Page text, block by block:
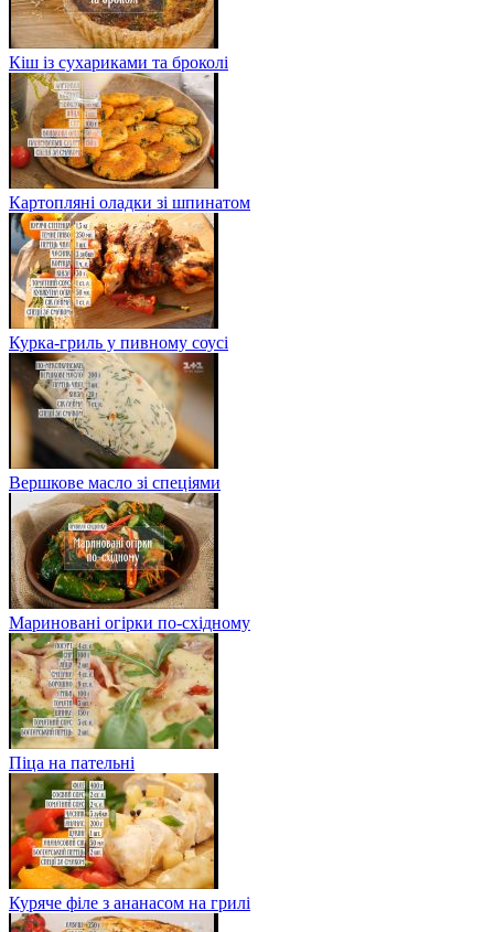
Кіш із сухариками та броколі
Картопляні оладки зі шпинатом
Курка-гриль у пивному соусі
Вершкове масло зі спеціями
Мариновані огірки по-східному
Піца на пательні
Куряче філе з ананасом на грилі